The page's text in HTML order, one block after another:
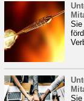
Sie
Sie